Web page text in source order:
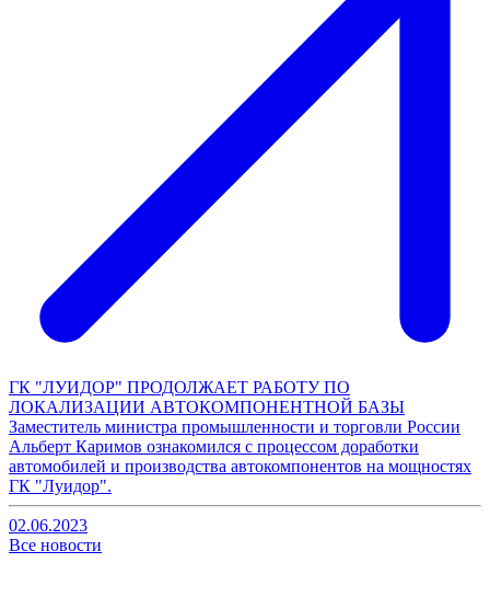
ГК "ЛУИДОР" ПРОДОЛЖАЕТ РАБОТУ ПО
ЛОКАЛИЗАЦИИ АВТОКОМПОНЕНТНОЙ БАЗЫ
Заместитель министра промышленности и торговли России
Альберт Каримов ознакомился с процессом доработки
автомобилей и производства автокомпонентов на мощностях
ГК "Луидор".
02.06.2023
Все новости